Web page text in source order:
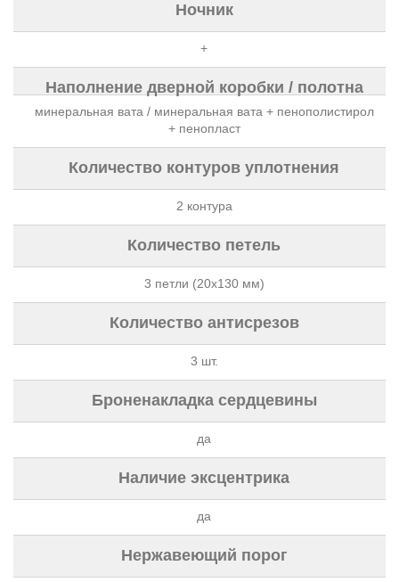
Ночник
+
Наполнение дверной коробки / полотна
минеральная вата / минеральная вата + пенополистирол
+ пенопласт
Количество контуров уплотнения
2 контура
Количество петель
3 петли (20х130 мм)
Количество антисрезов
3 шт.
Броненакладка сердцевины
да
Наличие эксцентрика
да
Нержавеющий порог